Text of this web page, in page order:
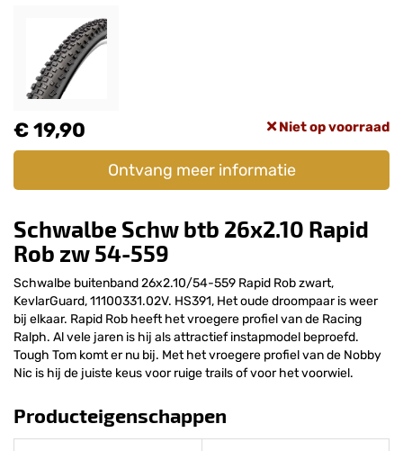
€ 19,90 Niet op voorraad
Ontvang meer informatie
Schwalbe Schw btb 26x2.10 Rapid
Rob zw 54-559
Schwalbe buitenband 26x2.10/54-559 Rapid Rob zwart,
KevlarGuard, 11100331.02V. HS391, Het oude droompaar is weer
bij elkaar. Rapid Rob heeft het vroegere profiel van de Racing
Ralph. Al vele jaren is hij als attractief instapmodel beproefd.
Tough Tom komt er nu bij. Met het vroegere profiel van de Nobby
Nic is hij de juiste keus voor ruige trails of voor het voorwiel.
Producteigenschappen